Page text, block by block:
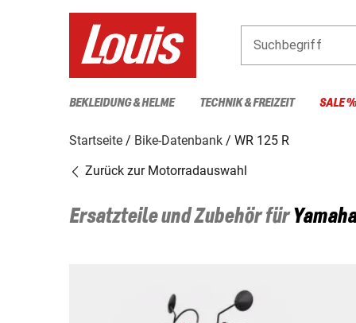
Suchbegriff
BEKLEIDUNG & HELME TECHNIK & FREIZEIT SALE %
Startseite Bike-Datenbank
WR 125 R
Zurück zur Motorradauswahl
Ersatzteile und Zubehör fürYamaha